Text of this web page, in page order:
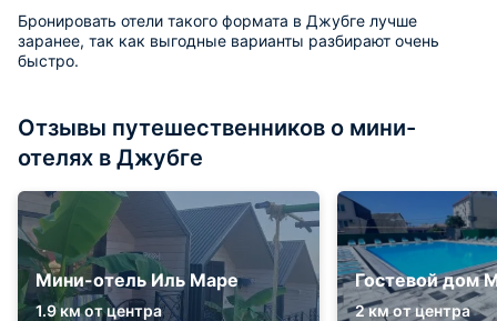
Бронировать отели такого формата в Джубге лучше
заранее, так как выгодные варианты разбирают очень
быстро.
Отзывы путешественников о мини-
отелях в Джубге
Мини-отель Иль Маре
1.9 км от центра
Гостевой дом
2 км от центра